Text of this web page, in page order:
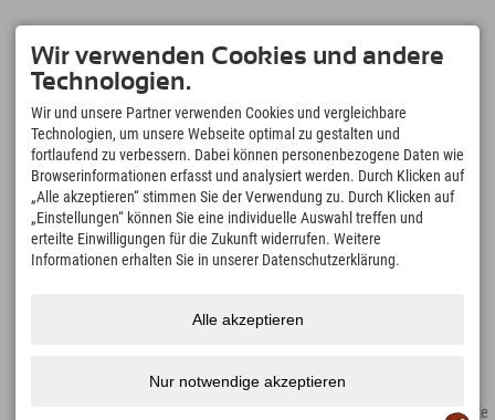
Upload Deiner #ExplorerMoments, Mein
Explorer To Go mit Buchungsübersicht,
Bucketlist, Restaurantübersicht uvm. Jetzt
downloaden!
Zeit für Explorer Moments
166
Bergseen und Erlebnisbäder
4.634km
Pisten zum Skifahren und
Snowboarden
uns weiter
Nachhaltigkeitszertifikate
Wir verwenden Cookies und andere
Technologien.
Wir und unsere Partner verwenden Cookies und vergleichbare
Technologien, um unsere Webseite optimal zu gestalten und
fortlaufend zu verbessern. Dabei können personenbezogene Daten wie
Browserinformationen erfasst und analysiert werden. Durch Klicken auf
„Alle akzeptieren“ stimmen Sie der Verwendung zu. Durch Klicken auf
„Einstellungen“ können Sie eine individuelle Auswahl treffen und
erteilte Einwilligungen für die Zukunft widerrufen. Weitere
Informationen erhalten Sie in unserer Datenschutzerklärung.
Alle akzeptieren
Nur notwendige akzeptieren